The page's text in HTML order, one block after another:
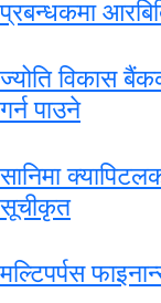
प्रबन्धकमा
ज्योति विकास
गर्न पाउने
सानिमा
सूचीकृत
मल्टिपर्पस